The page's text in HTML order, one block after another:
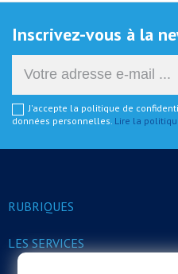
Inscrivez-vous à la
J'accepte la politique de
données personnelles. Lire la
RUBRIQUES
LES SERVICES